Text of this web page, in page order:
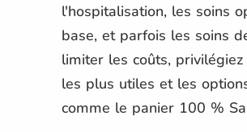
l'hospitalisation, les soins
base, et parfois les soins
limiter les coûts,
les plus utiles et les
comme le panier 100 %